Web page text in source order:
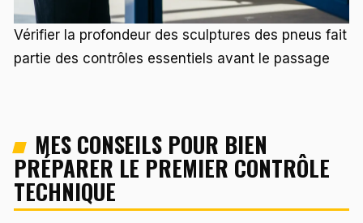
Vérifier la profondeur des sculptures des pneus fait
partie des contrôles essentiels avant le passage
MES CONSEILS POUR BIEN
PRÉPARER LE PREMIER CONTRÔLE
TECHNIQUE